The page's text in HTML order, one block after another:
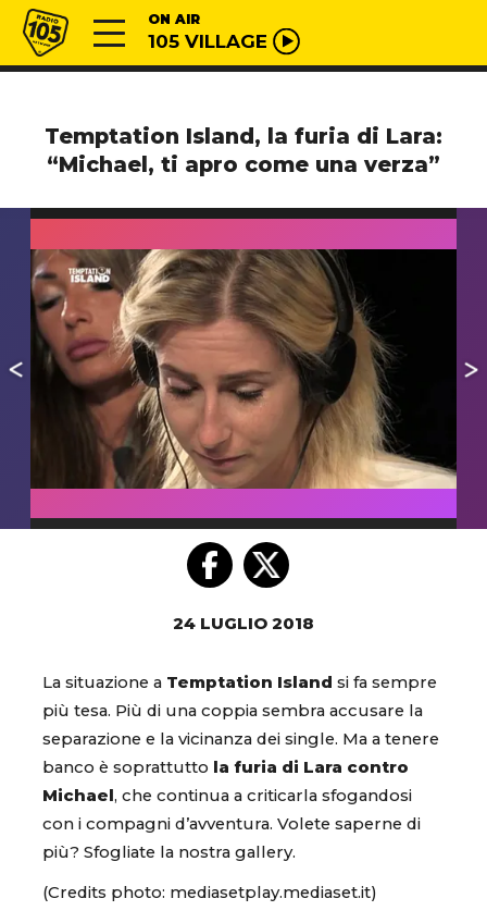
Vai al contenuto
Radio 105 ON AIR
105 VILLAGE
Temptation Island, la furia di Lara:
“Michael, ti apro come una verza”
24 LUGLIO 2018
La situazione a Temptation Island si fa sempre
più tesa. Più di una coppia sembra accusare la
separazione e la vicinanza dei single. Ma a tenere
banco è soprattutto la furia di Lara contro
Michael, che continua a criticarla sfogandosi
con i compagni d’avventura. Volete saperne di
più? Sfogliate la nostra gallery.
(Credits photo: mediasetplay.mediaset.it)